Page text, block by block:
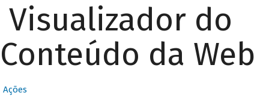
Visualizador do
Conteúdo da Web
Ações